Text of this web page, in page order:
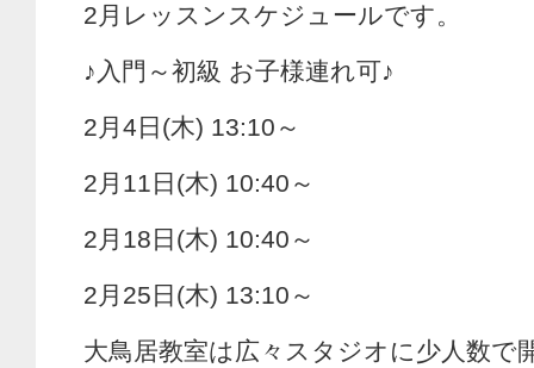
2月レッスンスケジュールです。
♪入門～初級 お子様連れ可♪
2月4日(木) 13:10～
2月11日(木) 10:40～
2月18日(木) 10:40～
2月25日(木) 13:10～
大鳥居教室は広々スタジオに少人数で